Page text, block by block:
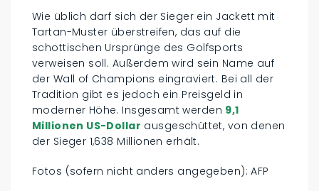
Wie üblich darf sich der Sieger ein Jackett mit
Tartan-Muster überstreifen, das auf die
schottischen Ursprünge des Golfsports
verweisen soll. Außerdem wird sein Name auf
der Wall of Champions eingraviert. Bei all der
Tradition gibt es jedoch ein Preisgeld in
moderner Höhe. Insgesamt werden 9,1
Millionen US-Dollar ausgeschüttet, von denen
der Sieger 1,638 Millionen erhält.
Fotos (sofern nicht anders angegeben): AFP